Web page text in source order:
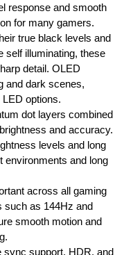
response and smooth
for many gamers.
true black levels and
self illuminating, these
detail. OLED
and dark scenes,
options.
dot layers combined
and accuracy.
levels and long
environments and long
across all gaming
such as 144Hz and
smooth motion and
sync support, HDR, and